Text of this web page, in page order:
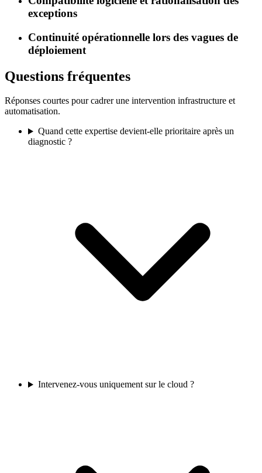
exceptions
Continuité opérationnelle lors des vagues de
déploiement
Questions fréquentes
Réponses courtes pour cadrer une intervention infrastructure et
automatisation.
Quand cette expertise devient-elle prioritaire après un
diagnostic ?
Intervenez-vous uniquement sur le cloud ?